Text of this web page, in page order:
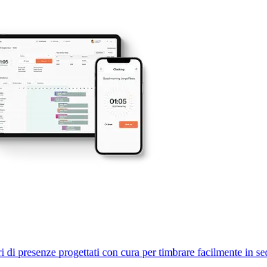
presenze progettati con cura per timbrare facilmente in